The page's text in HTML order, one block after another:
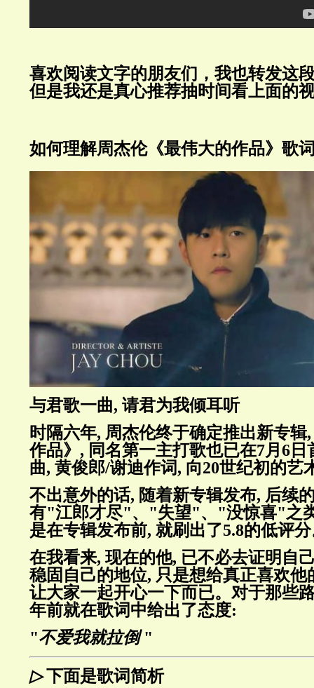
喜欢阅读文字的朋友们，我也转发这
但是我还是真心推荐抽时间看上面的
如何理解周杰伦《最伟大的作品》歌
与君歌一曲, 请君为我倾耳听
时隔六年, 周杰伦终于确定推出新专辑
作品》, 同名第一主打歌也已在7月6日
曲, 黄俊郎/谢迪作词, 向20世纪初的艺
不出意外的话, 随着新专辑发布, 后续
有"江郎才尽"、"失望"、"没惊喜"之
是在专辑发布前, 就刷出了5.8的低评
在我看来, 现在的他, 已不必去证明自
稳固自己的地位, 只是想给真正喜欢他
让大家一起开心一下而已。对于那些
年前就在歌词中给出了态度:
"不爱我就拉倒"
▷下面是歌词简析